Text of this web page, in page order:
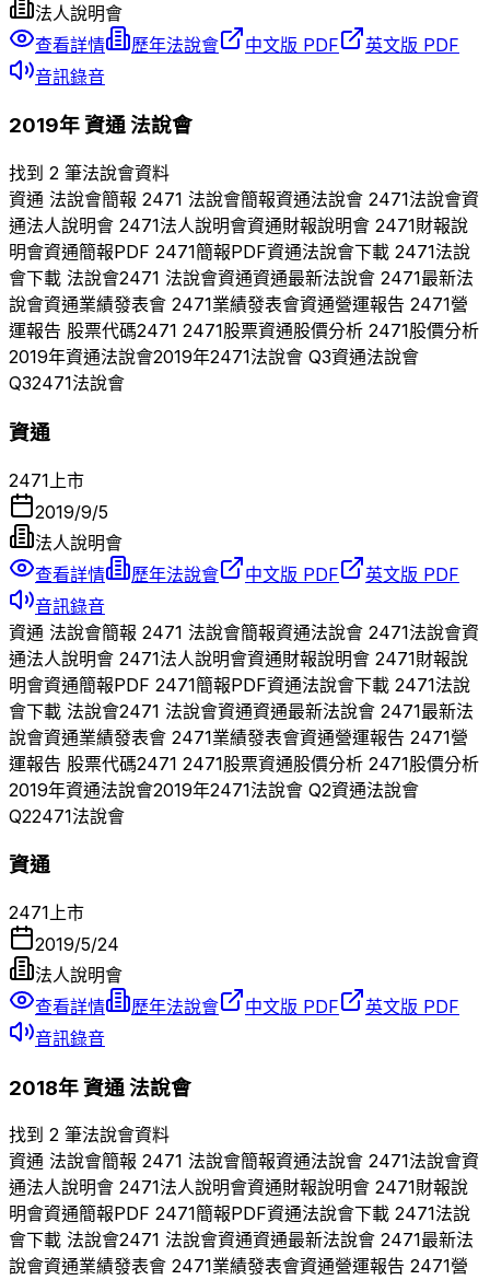
法人說明會
查看詳情
歷年法說會 中文版 PDF
英文版 PDF
音訊錄音
2019年資通法說會
找到 2 筆法說會資料
資通 法說會簡報 2471 法說會簡報資通法說會 2471法說會資
通法人說明會 2471法人說明會資通財報說明會 2471財報說
明會資通簡報PDF 2471簡報PDF資通法說會下載 2471法說
會下載 法說會2471 法說會資通資通最新法說會 2471最新法
說會資通業績發表會 2471業績發表會資通營運報告 2471營
運報告 股票代碼2471 2471股票資通股價分析 2471股價分析
2019年資通法說會2019年2471法說會 Q3資通法說會
Q32471法說會
資通
2471 上市
2019/9/5
法人說明會
查看詳情
歷年法說會 中文版 PDF
英文版 PDF
音訊錄音
資通 法說會簡報 2471 法說會簡報資通法說會 2471法說會資
通法人說明會 2471法人說明會資通財報說明會 2471財報說
明會資通簡報PDF 2471簡報PDF資通法說會下載 2471法說
會下載 法說會2471 法說會資通資通最新法說會 2471最新法
說會資通業績發表會 2471業績發表會資通營運報告 2471營
運報告 股票代碼2471 2471股票資通股價分析 2471股價分析
2019年資通法說會2019年2471法說會 Q2資通法說會
Q22471法說會
資通
2471 上市
2019/5/24
法人說明會
查看詳情
歷年法說會 中文版 PDF
英文版 PDF
音訊錄音
2018年資通法說會
找到 2 筆法說會資料
資通 法說會簡報 2471 法說會簡報資通法說會 2471法說會資
通法人說明會 2471法人說明會資通財報說明會 2471財報說
明會資通簡報PDF 2471簡報PDF資通法說會下載 2471法說
會下載 法說會2471 法說會資通資通最新法說會 2471最新法
說會資通業績發表會 2471業績發表會資通營運報告 2471營